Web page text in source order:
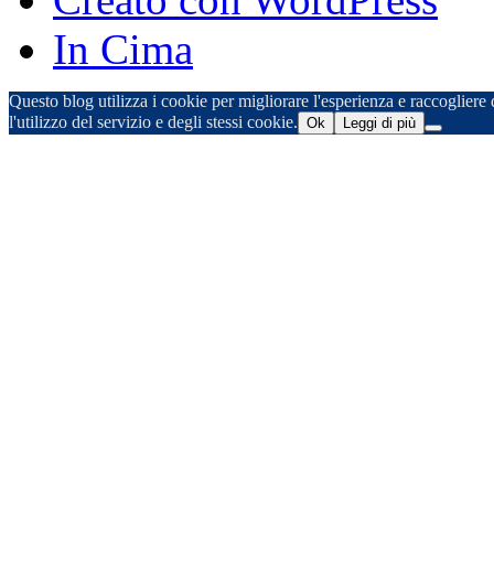
In Cima
Questo blog utilizza i cookie per migliorare l'esperienza e
l'utilizzo del servizio e degli stessi cookie. Ok Leggi di più